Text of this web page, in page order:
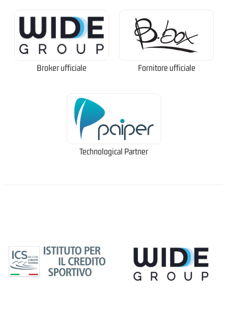
Broker ufficiale Fornitore ufficiale
Technological Partner